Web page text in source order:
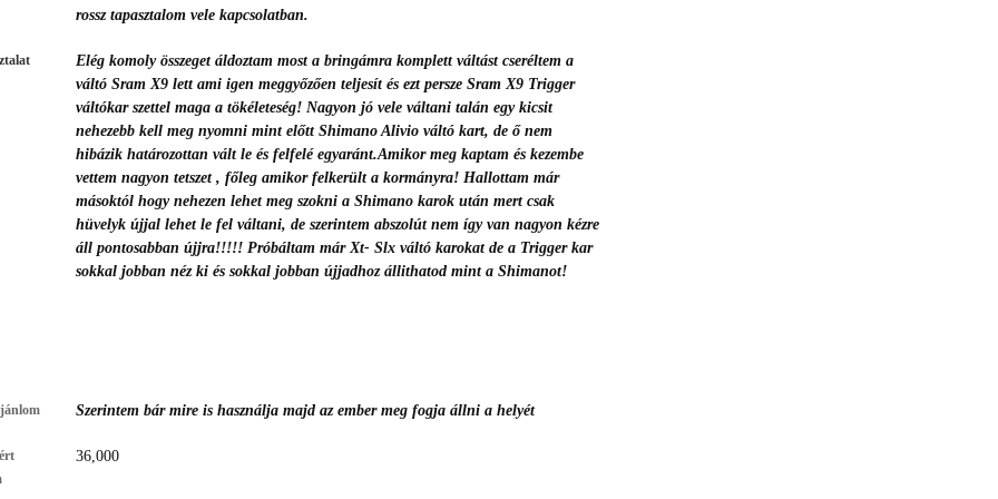
rossz tapasztalom vele kapcsolatban.
Elég komoly összeget áldoztam most a bringámra komplett váltást cseréltem a
váltó Sram X9 lett ami igen meggyőzően teljesít és ezt persze Sram X9 Trigger
váltókar szettel maga a tökéleteség! Nagyon jó vele váltani talán egy kicsit
nehezebb kell meg nyomni mint előtt Shimano Alivio váltó kart, de ő nem
hibázik határozottan vált le és felfelé egyaránt.Amikor meg kaptam és kezembe
vettem nagyon tetszet , főleg amikor felkerült a kormányra! Hallottam már
másoktól hogy nehezen lehet meg szokni a Shimano karok után mert csak
hüvelyk újjal lehet le fel váltani, de szerintem abszolút nem így van nagyon kézre
áll pontosabban újjra!!!!! Próbáltam már Xt- Slx váltó karokat de a Trigger kar
sokkal jobban néz ki és sokkal jobban újjadhoz állithatod mint a Shimanot!
Szerintem bár mire is használja majd az ember meg fogja állni a helyét
36,000